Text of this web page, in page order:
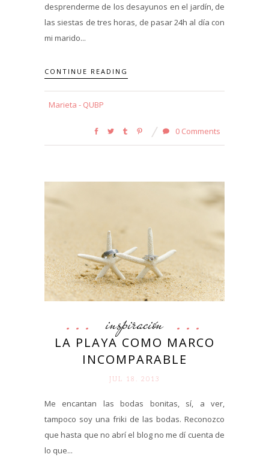
desprenderme de los desayunos en el jardín, de
las siestas de tres horas, de pasar 24h al día con
mi marido...
CONTINUE READING
Marieta - QUBP
0 Comments
inspiración
LA PLAYA COMO MARCO
INCOMPARABLE
JUL 18. 2013
Me encantan las bodas bonitas, sí, a ver,
tampoco soy una friki de las bodas. Reconozco
que hasta que no abrí el blog no me dí cuenta de
lo que...